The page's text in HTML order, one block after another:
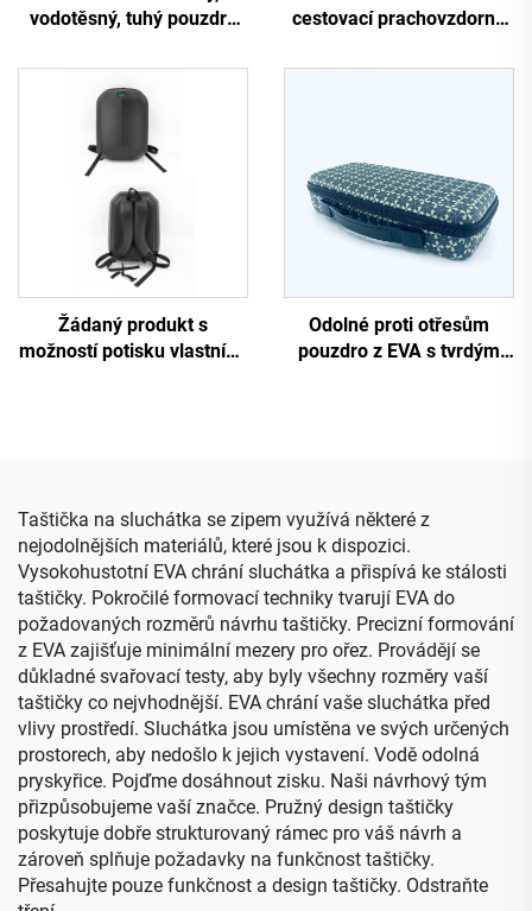
vodotěsný, tuhý pouzdro
klávesnici s možností
individuálního nastavení –
trvanlivé, černé, vhodné
pro kempování a cestování
cestovací prachovzdorné
se zipem, tvrdé
Žádaný produkt s
možností potisku vlastního
Odolné proti otřesům
pouzdro z EVA s tvrdým
Taštička na sluchátka se zipem využívá některé z
nejodolnějších materiálů, které jsou k dispozici.
Vysokohustotní EVA chrání sluchátka a přispívá ke stálosti
taštičky. Pokročilé formovací techniky tvarují EVA do
požadovaných rozměrů návrhu taštičky. Precizní formování
z EVA zajišťuje minimální mezery pro ořez. Provádějí se
důkladné svařovací testy, aby byly všechny rozměry vaší
taštičky co nejvhodnější. EVA chrání vaše sluchátka před
vlivy prostředí. Sluchátka jsou umístěna ve svých určených
prostorech, aby nedošlo k jejich vystavení. Vodě odolná
pryskyřice. Pojďme dosáhnout zisku. Naši návrhový tým
přizpůsobujeme vaší značce. Pružný design taštičky
poskytuje dobře strukturovaný rámec pro váš návrh a
zároveň splňuje požadavky na funkčnost taštičky.
Přesahujte pouze funkčnost a design taštičky. Odstraňte